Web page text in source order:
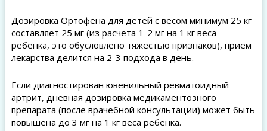
Дозировка Ортофена для детей с весом минимум 25 кг
составляет 25 мг (из расчета 1-2 мг на 1 кг веса
ребёнка, это обусловлено тяжестью признаков), прием
лекарства делится на 2-3 подхода в день.
Если диагностирован ювенильный ревматоидный
артрит, дневная дозировка медикаментозного
препарата (после врачебной консультации) может быть
повышена до 3 мг на 1 кг веса ребенка.